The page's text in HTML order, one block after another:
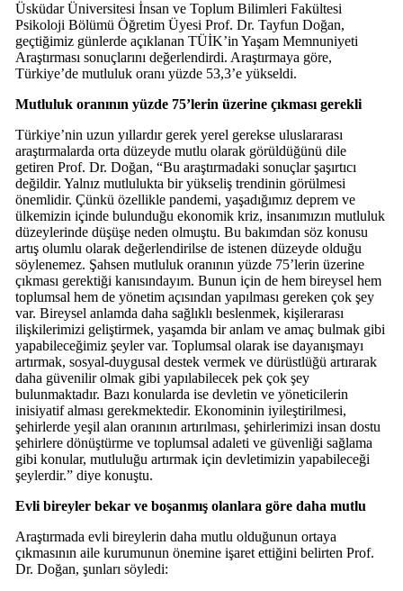
Üsküdar Üniversitesi İnsan ve Toplum Bilimleri Fakültesi
Psikoloji Bölümü Öğretim Üyesi Prof. Dr. Tayfun Doğan,
geçtiğimiz günlerde açıklanan TÜİK’in Yaşam Memnuniyeti
Araştırması sonuçlarını değerlendirdi. Araştırmaya göre,
Türkiye’de mutluluk oranı yüzde 53,3’e yükseldi.
Mutluluk oranının yüzde 75’lerin üzerine çıkması gerekli
Türkiye’nin uzun yıllardır gerek yerel gerekse uluslararası
araştırmalarda orta düzeyde mutlu olarak görüldüğünü dile
getiren Prof. Dr. Doğan, “Bu araştırmadaki sonuçlar şaşırtıcı
değildir. Yalnız mutlulukta bir yükseliş trendinin görülmesi
önemlidir. Çünkü özellikle pandemi, yaşadığımız deprem ve
ülkemizin içinde bulunduğu ekonomik kriz, insanımızın mutluluk
düzeylerinde düşüşe neden olmuştu. Bu bakımdan söz konusu
artış olumlu olarak değerlendirilse de istenen düzeyde olduğu
söylenemez. Şahsen mutluluk oranının yüzde 75’lerin üzerine
çıkması gerektiği kanısındayım. Bunun için de hem bireysel hem
toplumsal hem de yönetim açısından yapılması gereken çok şey
var. Bireysel anlamda daha sağlıklı beslenmek, kişilerarası
ilişkilerimizi geliştirmek, yaşamda bir anlam ve amaç bulmak gibi
yapabileceğimiz şeyler var. Toplumsal olarak ise dayanışmayı
artırmak, sosyal-duygusal destek vermek ve dürüstlüğü artırarak
daha güvenilir olmak gibi yapılabilecek pek çok şey
bulunmaktadır. Bazı konularda ise devletin ve yöneticilerin
inisiyatif alması gerekmektedir. Ekonominin iyileştirilmesi,
şehirlerde yeşil alan oranının artırılması, şehirlerimizi insan dostu
şehirlere dönüştürme ve toplumsal adaleti ve güvenliği sağlama
gibi konular, mutluluğu artırmak için devletimizin yapabileceği
şeylerdir.” diye konuştu.
Evli bireyler bekar ve boşanmış olanlara göre daha mutlu
Araştırmada evli bireylerin daha mutlu olduğunun ortaya
çıkmasının aile kurumunun önemine işaret ettiğini belirten Prof.
Dr. Doğan, şunları söyledi: